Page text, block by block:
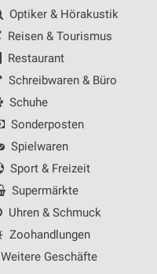
Optiker & Hörakustik
Reisen & Tourismus
Restaurant
Schreibwaren & Büro
Schuhe
Sonderposten
Spielwaren
Sport & Freizeit
Supermärkte
Uhren & Schmuck
Zoohandlungen
Weitere Geschäfte